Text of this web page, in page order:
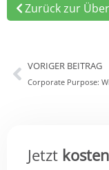
Zurück zur
VORIGER BEITRAG
Jetzt